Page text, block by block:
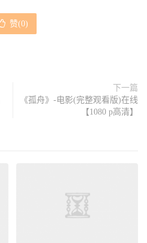
赞(0)
下一篇
《孤舟》-电影(完整观看版)在线
【1080 p高清】